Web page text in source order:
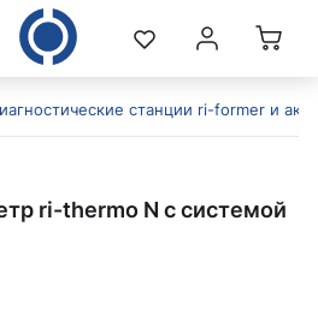
станции ri-former и
ri-thermo N с системой